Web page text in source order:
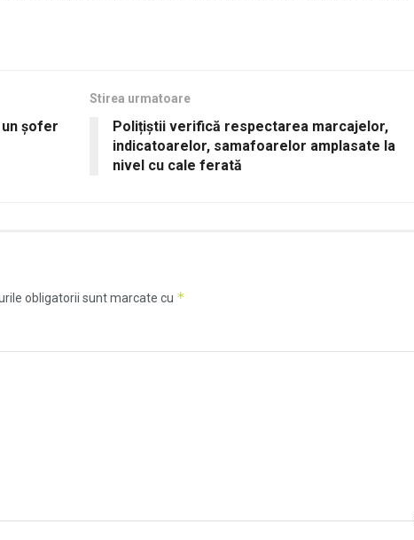
șofer
Stirea urmatoare
Polițiștii verifică respectarea marcajelor,
indicatoarelor, samafoarelor amplasate la
nivel cu cale ferată
obligatorii sunt marcate cu *